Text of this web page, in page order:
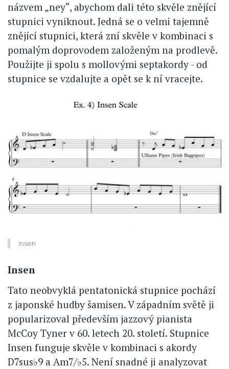
názvem „ney“, abychom dali této skvěle znějící
stupnici vyniknout. Jedná se o velmi tajemně
znějící stupnici, která zní skvěle v kombinaci s
pomalým doprovodem založeným na prodlevě.
Použijte ji spolu s mollovými septakordy - od
stupnice se vzdalujte a opět se k ní vracejte.
Insen
Insen
Tato neobvyklá pentatonická stupnice pochází
z japonské hudby šamisen. V západním světě ji
popularizoval především jazzový pianista
McCoy Tyner v 60. letech 20. století. Stupnice
Insen funguje skvěle v kombinaci s akordy
D7sus♭9 a Am7/♭5. Není snadné ji analyzovat